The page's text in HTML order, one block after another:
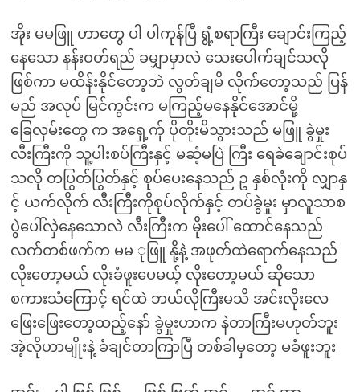
အိုး မမဖြူ ဟာတွေ ပါ ပါကုန်ပြီ ရွံ့စရာကြီး ချောင်းကြည့်
နေသော နန်းဝတ်ရည် ခမျှာမှာလဲ သေးပေါက်ချင်သလို
ဖြစ်ကာ မထိန်းနိုင်တော့ဘဲ လွတ်ချမိ လိုက်တော့သည် ပြန်
မည် အလုပ် မြင်ကွင်းက မကြည့်မနေနိုင်အောင်မို့
ခြေလှမ်းတွေ က အရှေ့က်ု ပိုတိုးမိသွားသည် မဖြူ ခွဲမှုး
လီးကြီးကို သူ့ပါးစပ်ကြီးနှင့် မဆံ့မပြဲ ကြီး ရေခဲချောင်းစုပ်
သလို တပြွတ်ပြွတ်နှင့် စုပ်ပေးနေသည် ဥ နှစ်လုံးကို လျှာနှ
င့် ယက်လိုက် လီးကြီးကိုစုပ်လိုက်နှင့် တပ်ခွဲမှုး မှာလူသာစ
ပွဲပေါ်လှဲနေသောလဲ လီးကြီးက မိုးပေါ် ထောင်နေသည်
လက်တစ်ဖက်က မမ ုဖြူ နို့နဲ့ အဖုတ်ထဲရောက်နေသည်
လိုးတော့မယ် လိုးခံဖူးပေမယ့် လိုးတော့မယ် ဆိုသော
စကားသံကြောင့် ရင်ထဲ ဘယ်လိုကြီးမသိ အင်းလိုးလေ
ဖြေးဖြေးတော့ထည့်နော် ခွဲမှုးဟာက နဲတာကြီးမဟုတ်ဘူး
အဲ့လိုဟာမျိုးနဲ့ ခံချင်တာကြာပြီ တစ်ခါမှတော့ မခံဖူးဘူး